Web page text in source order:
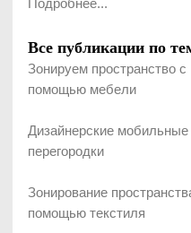
Подробнее...
Все публикации по
Зонируем пространство с
помощью мебели
Дизайнерские мобильные
перегородки
Зонирование
помощью текстиля